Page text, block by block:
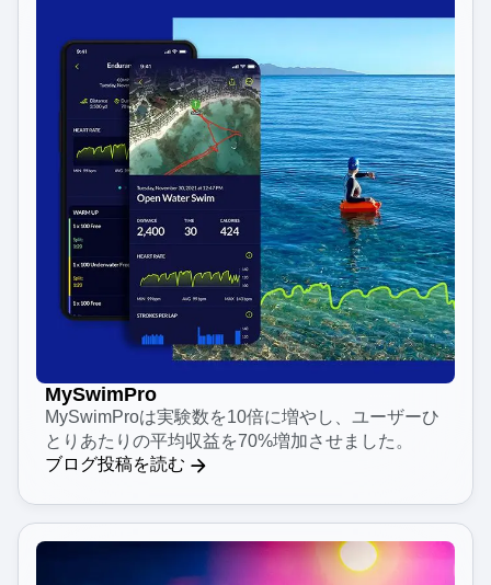
MySwimPro
MySwimProは実験数を10倍に増やし、ユーザーひ
とりあたりの平均収益を70%増加させました。
ブログ投稿を読む